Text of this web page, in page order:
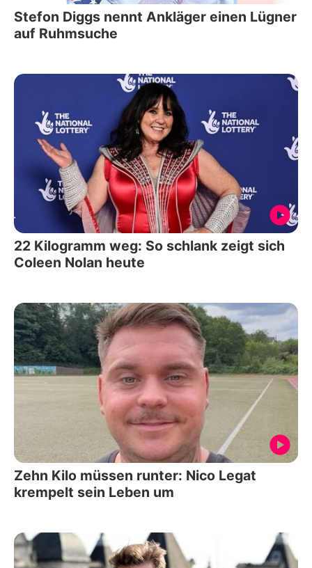
Stefon Diggs nennt Ankläger einen Lügner
auf Ruhmsuche
22 Kilogramm weg: So schlank zeigt sich
Coleen Nolan heute
Zehn Kilo müssen runter: Nico Legat
krempelt sein Leben um